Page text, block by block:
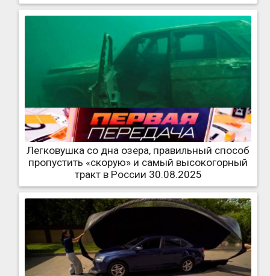
Легковушка со дна озера, правильный способ
пропустить «скорую» и самый высокогорный
тракт в России 30.08.2025